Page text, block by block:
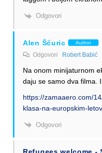
Odgovori
Alen Šćuric Author
Odgovori Robert Babić
Na onom minijaturnom
daju se samo dva filma.
https://zamaaero.com/
klasa-na-europskim-
Odgovori